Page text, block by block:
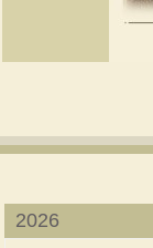
2026